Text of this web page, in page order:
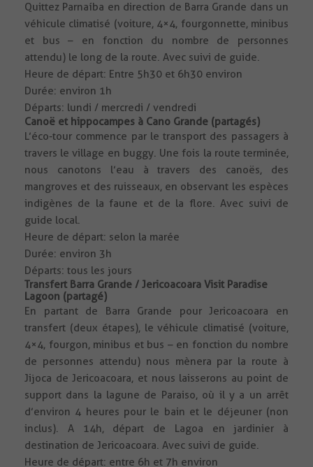
Quittez Parnaíba en direction de Barra Grande dans un
véhicule climatisé (voiture, 4×4, fourgonnette, minibus
et bus – en fonction du nombre de personnes
attendu) le long de la route. Avec suivi de guide.
Heure de départ: Entre 5h30 et 6h30 environ
Durée: environ 1h
Départs: lundi / mercredi / vendredi
Canoë et hippocampes à Cano Grande (partagés)
L’éco-tour commence par le transport des passagers à
travers le village en buggy. Une fois la route terminée,
nous canotons l’eau à travers des canoës, des
mangroves et des ruisseaux, en observant les espèces
indigènes de la faune et de la flore. Avec suivi de
guide local.
Heure de départ: selon la marée
Durée: environ 3h
Départs: tous les jours
Transfert Barra Grande / Jericoacoara Visit Paradise
Lagoon (partagé)
En partant de Barra Grande pour Jericoacoara en
transfert (deux étapes), le véhicule climatisé (voiture,
4×4, fourgon, minibus et bus – en fonction du nombre
de personnes attendu) nous mènera par la route à
Jijoca de Jericoacoara, et nous laisserons au point de
support dans la lagune de Paraiso, où il y a un arrêt
d’environ 4 heures pour le bain et le déjeuner (non
inclus). A 14h, départ de Lagoa en jardinier à
destination de Jericoacoara. Avec suivi de guide.
Heure de départ: entre 6h et 7h environ